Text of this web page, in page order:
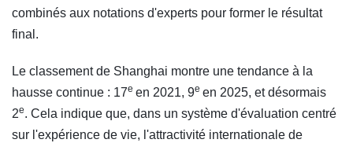
combinés aux notations d'experts pour former le résultat
final.
Le classement de Shanghai montre une tendance à la
hausse continue : 17e en 2021, 9e en 2025, et désormais
2e. Cela indique que, dans un système d'évaluation centré
sur l'expérience de vie, l'attractivité internationale de